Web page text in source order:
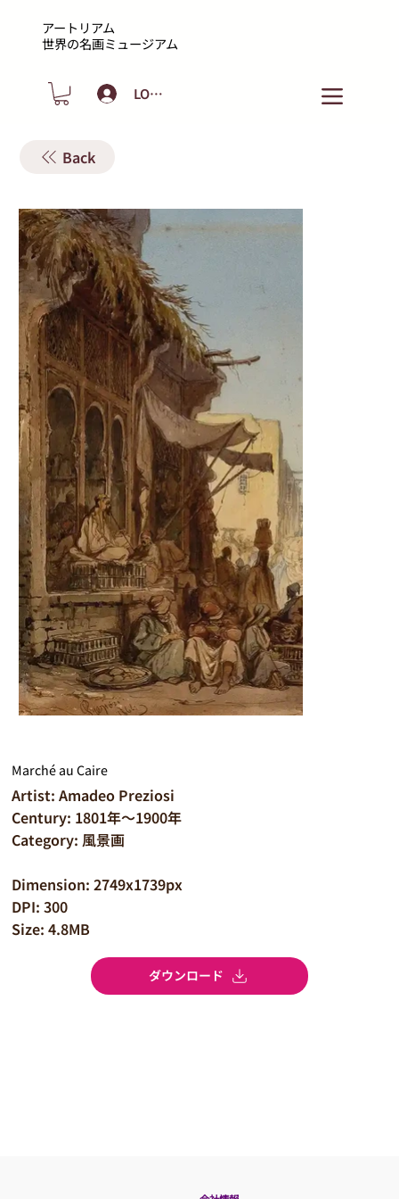
アートリアム
​世界の名画ミュージアム
LOGIN
Back
Marché au Caire
Artist: Amadeo Preziosi
Century: 1801年～1900年
Category: 風景画
Dimension: 2749x1739px
DPI: 300
Size: 4.8MB
ダウンロード